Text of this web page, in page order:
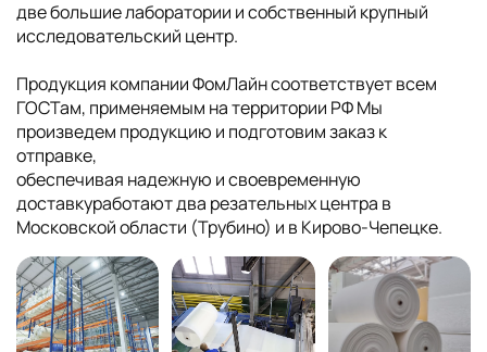
две большие лаборатории и собственный крупный
исследовательский центр.
Продукция компании ФомЛайн соответствует всем
ГОСТам, применяемым на территории РФ Мы
произведем продукцию и подготовим заказ к
отправке,
обеспечивая надежную и своевременную
доставкуработают два резательных центра в
Московской области (Трубино) и в Кирово-Чепецке.